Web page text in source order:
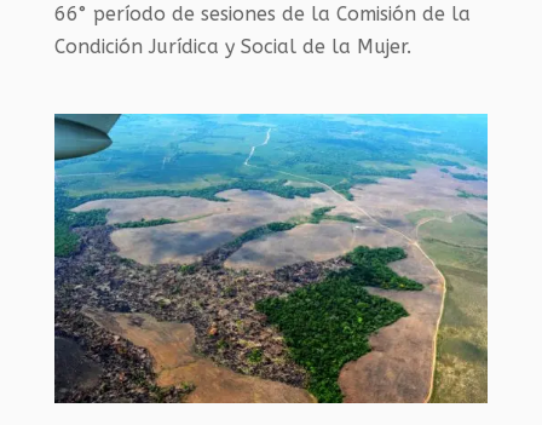
66° período de sesiones de la Comisión de la
Condición Jurídica y Social de la Mujer.